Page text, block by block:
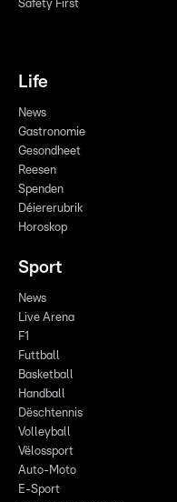
Safety First
Life
News
Gastronomie
Gesondheet
Reesen
Spenden
Déiererubrik
Horoskop
Sport
News
Live Arena
F1
Futtball
Basketball
Handball
Dëschtennis
Volleyball
Vëlossport
Auto-Moto
E-Sport